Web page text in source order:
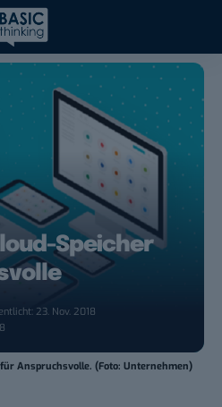
Speicher
23. Nov. 2018
für Anspruchsvolle. (Foto: Unternehmen)